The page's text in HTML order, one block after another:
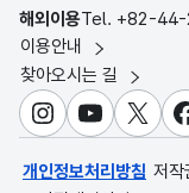
해외이용Tel. +82-
이용안내
찾아오시는 길
인스타그램
유튜브X
개인정보처리방침 저작